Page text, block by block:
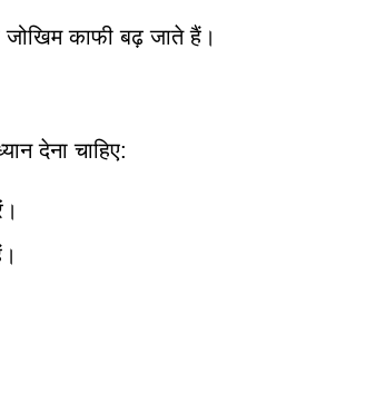
काफी बढ़ जाते हैं।
देना चाहिए: